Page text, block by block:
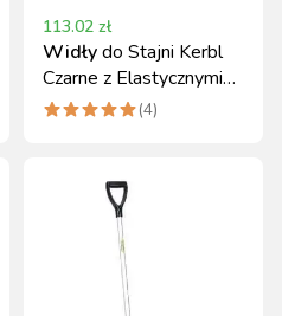
113.02 zł
Widłydo Stajni Kerbl
Czarne z Elastycznymi
Zębami (Bez Trzonka)
(4)